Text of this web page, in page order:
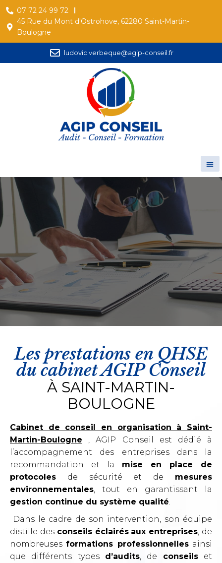
07 72 24 99 72
45 Rue du Mont d'Ostrohove, 62280 Saint-Martin-
Boulogne
ludovic.verbeque@agip-conseil.fr
Les prestations en QHSE
du cabinet AGIP Conseil
À SAINT-MARTIN-
BOULOGNE​
Cabinet de conseil en organisation à Saint-
Martin-Boulogne , AGIP Conseil est dédié à
l’accompagnement des entreprises dans la
recommandation et la mise en place de
protocoles de sécurité et de mesures
environnementales , tout en garantissant la
gestion continue du système qualité
Dans le cadre de son intervention, son équipe
distille des conseils éclairés aux entreprises , de
nombreusesformations professionnellesainsi
que différents types d’audits , de conseilset